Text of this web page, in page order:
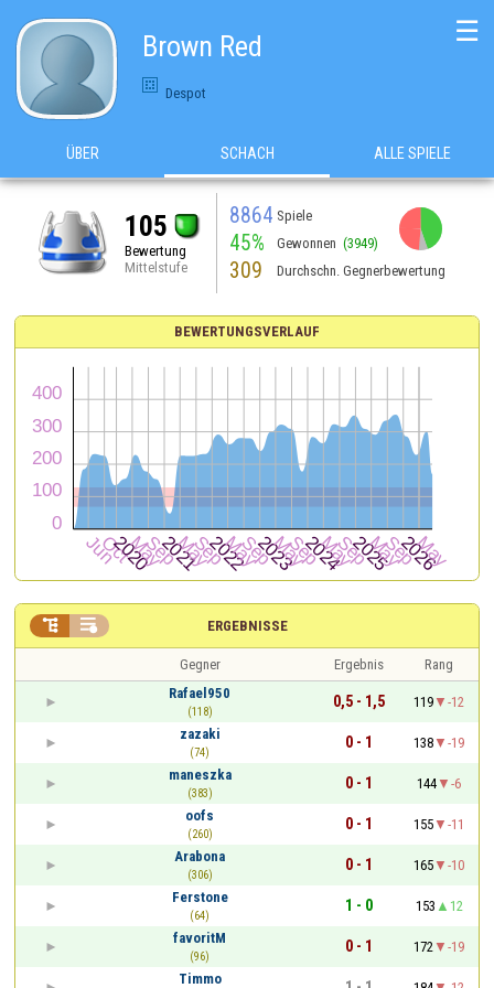
Brown Red
Despot
☰
ÜBER SCHACH ALLE SPIELE
105
Bewertung
Mittelstufe
8864 Spiele
45% Gewonnen (3949)
309 Durchschn. Gegnerbewertung
BEWERTUNGSVERLAUF
ERGEBNISSE
 
Gegner Ergebnis
Rang
Rafael950
(118)
0,5 - 1,5 119
-12
zazaki
(74)
0 - 1 138
-19
maneszka
(383)
0 - 1 144
-6
oofs
(260)
0 - 1 155
-11
Arabona
(306)
0 - 1 165
-10
Ferstone
(64)
1 - 0 153
12
favoritM
(96)
0 - 1 172
-19
Timmo